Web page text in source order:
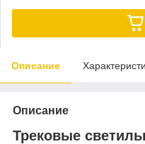
Описание
Описание
Трековые